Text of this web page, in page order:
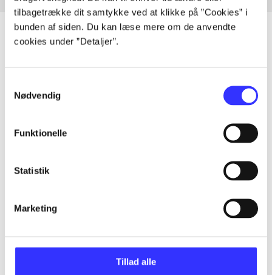
tilbagetrække dit samtykke ved at klikke på ”Cookies” i
bunden af siden. Du kan læse mere om de anvendte
cookies under ”Detaljer”.
Nødvendig
Funktionelle
Statistik
Marketing
Tillad alle